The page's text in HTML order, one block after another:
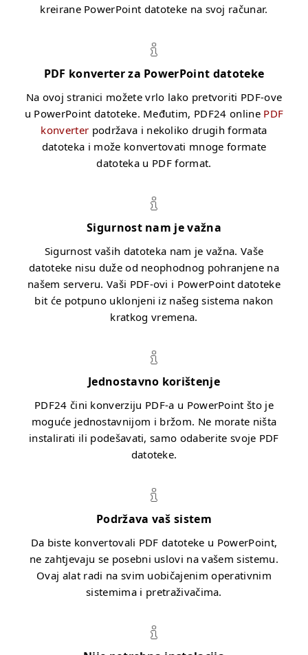
kreirane PowerPoint datoteke na svoj računar.
PDF konverter za PowerPoint datoteke
Na ovoj stranici možete vrlo lako pretvoriti PDF-ove
u PowerPoint datoteke. Međutim, PDF24 online PDF
konverter podržava i nekoliko drugih formata
datoteka i može konvertovati mnoge formate
datoteka u PDF format.
Sigurnost nam je važna
Sigurnost vaših datoteka nam je važna. Vaše
datoteke nisu duže od neophodnog pohranjene na
našem serveru. Vaši PDF-ovi i PowerPoint datoteke
bit će potpuno uklonjeni iz našeg sistema nakon
kratkog vremena.
Jednostavno korištenje
PDF24 čini konverziju PDF-a u PowerPoint što je
moguće jednostavnijom i bržom. Ne morate ništa
instalirati ili podešavati, samo odaberite svoje PDF
datoteke.
Podržava vaš sistem
Da biste konvertovali PDF datoteke u PowerPoint,
ne zahtjevaju se posebni uslovi na vašem sistemu.
Ovaj alat radi na svim uobičajenim operativnim
sistemima i pretraživačima.